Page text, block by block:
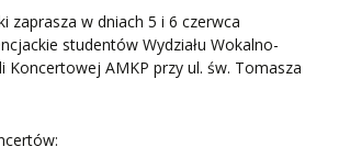
zaprasza w dniach 5 i 6 czerwca
studentów Wydziału Wokalno-
Koncertowej AMKP przy ul. św. Tomasza